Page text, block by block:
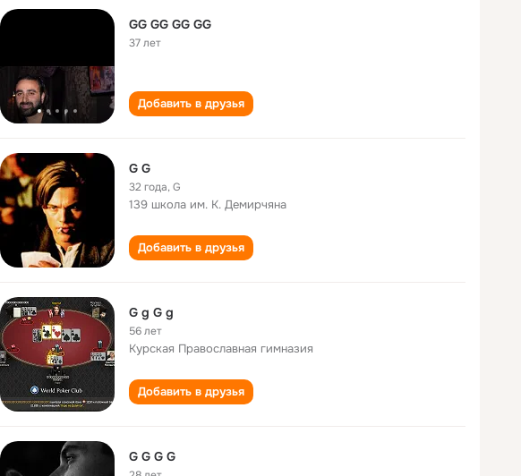
GG GG GG GG
37 лет
Добавить в друзья
G G
32 года,G
139 школа им. К. Демирчяна
Добавить в друзья
G g G g
56 лет
Курская Православная гимназия
Добавить в друзья
G G G G